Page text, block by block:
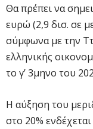
Θα πρέπει να
ευρώ (2,9 δισ. σε
σύμφωνα με την
ελληνικής
το γ’ 3μηνο του
Η αύξηση του
στο 20%